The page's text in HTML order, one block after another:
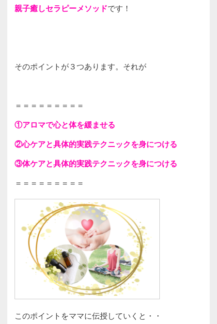
親子癒しセラピーメソッドです！
そのポイントが３つあります。それが
＝＝＝＝＝＝＝＝＝
①アロマで心と体を緩ませる
②心ケアと具体的実践テクニックを身につける
③体ケアと具体的実践テクニックを身につける
＝＝＝＝＝＝＝＝＝
このポイントをママに伝授していくと・・